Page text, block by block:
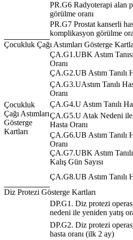
PR.G6 Radyoterapi alan
görülme oranı
PR.G7 Prostat kanserli
komplikasyon görülme
Çocukluk Çağı Astımları Gösterge
Çocukluk
Çağı Astımları
Gösterge
Kartları
ÇA.G1.UBK Astım
Oranı
ÇA.G2.UB Astım Tanılı
ÇA.G3.UAstım Tanılı
Oranı
ÇA.G4.U Astım Tanılı
ÇA.G5.U Atak Nedeni ile
Hasta Oranı
ÇA.G6.UB Astım Tanılı
Oranı
ÇA.G7.UBK Astım
Kalış Gün Sayısı
ÇA.G8.UB Astım Tanılı
Diz Protezi Gösterge Kartları
DP.G1. Diz protezi
nedeni ile yeniden yatış
DP.G2. Diz protezi
hasta oranı (ilk 2 ay)